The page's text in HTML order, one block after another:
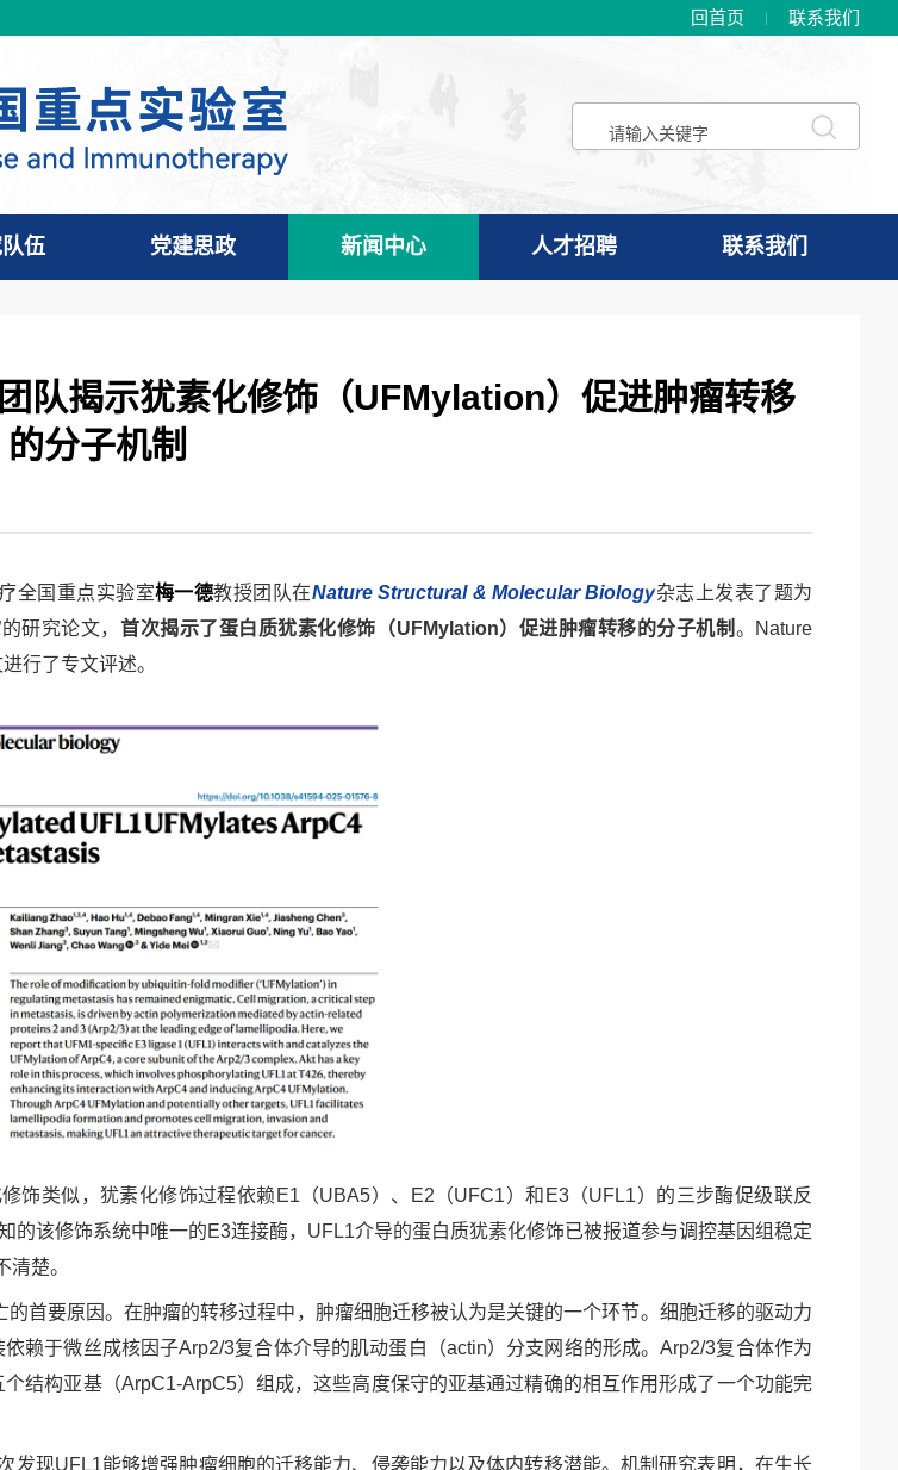
回首页 联系我们
伍 党建思政 新闻中心 人才招聘 联系我们
队揭示犹素化修饰（UFMylation）促进肿瘤转移
的分子机制
全国重点实验室梅一德教授团队在Nature Structural & Molecular Biology杂志上发表了题为
的研究论文， 首次揭示了蛋白质犹素化修饰（UFMylation）促进肿瘤转移的分子机制 。
Nature
行了专文评述。
饰类似，犹素化修饰过程依赖 E1（UBA5）、 E2（UFC1）和 E3（UFL1）的三步酶促级联反
的该修饰系统中唯一的E3连接酶， UFL1介导的蛋白质犹素化修饰已被报道参与调控基因组稳定
楚。
首要原因。在肿瘤的转移过程中，肿瘤细胞迁移被认为是关键的一个环节。细胞迁移的驱动力
赖于微丝成核因子Arp2/3复合体介导的肌动蛋白（actin）分支网络的形成。Arp2/3复合体作为
结构亚基（ArpC1-ArpC5）组成，这些高度保守的亚基通过精确的相互作用形成了一个功能完
发现UFL1能够增强肿瘤细胞的迁移能力、侵袭能力以及体内转移潜能。机制研究表明，在生长